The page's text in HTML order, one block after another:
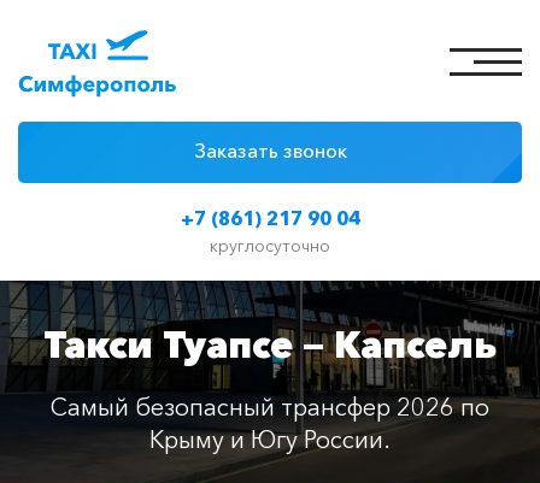
+7 (861) 217 90 04
круглосуточно
Заказать звонок
Цены на такси
Классы автомобилей
Отзывы
Контакты
Такси Туапсе — Капсель
Самый безопасный трансфер 2026 по
Крыму и Югу России.